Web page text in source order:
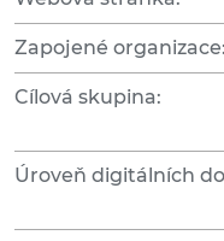
Zapojené organizace:
Cílová skupina:
Úroveň digitálních